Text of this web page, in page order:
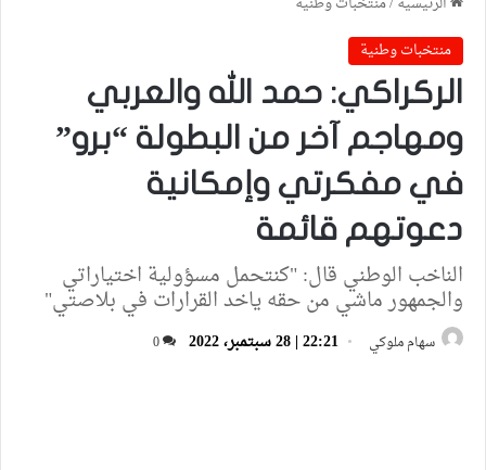
منتخبات وطنية
الركراكي: حمد الله والعربي
ومهاجم آخر من البطولة “برو”
في مفكرتي وإمكانية
دعوتهم قائمة
الناخب الوطني قال: "كنتحمل مسؤولية اختياراتي
والجمهور ماشي من حقه ياخد القرارات في بلاصتي"
سهام ملوكي 22:21 | 28 سبتمبر، 2022 0